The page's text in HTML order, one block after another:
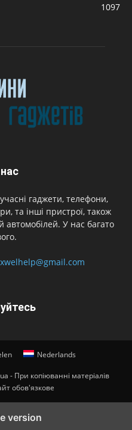
1097
гаджети, телефони,
та інші пристрої, також
автомобілей. У нас багато
Nederlands
- При копіюванні матеріалів
обов'язкове
version